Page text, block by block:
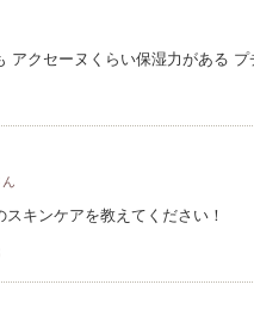
アクセーヌくらい保湿力がある
ん
キンケアを教えてください！